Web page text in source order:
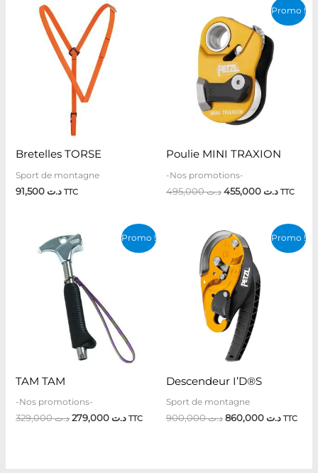
Bretelles TORSE
Sport de montagne
د.ت91,500 TTC
Promo !
Poulie MINI TRAXION
-Nos promotions-
د.ت495,000
prix
initial
était :
د.ت TTC
Promo !
TAM TAM
-Nos promotions-
د.ت329,000
Le
prix
initial
était :
د.ت279,000
Le
TTC
Promo !
Descendeur I’D®S
Sport de montagne
د.ت900,000
Le
prix
initial
était :
د.ت TTC